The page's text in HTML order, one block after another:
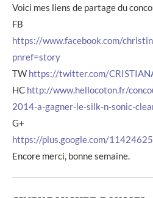
Voici mes liens de partage du
FB
https://www.facebook.com/
pnref=story
TW https://twitter.com/
HC http://www.hellocoton.fr/
2014-a-gagner-le-silk-n-sonic-
G+
https://plus.google.com/
Encore merci, bonne semaine.